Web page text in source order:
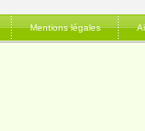
Mentions légales